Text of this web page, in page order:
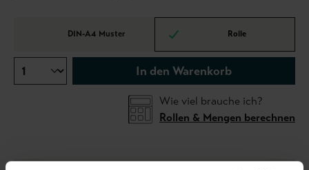
DIN-A4 Muster Rolle
In den Warenkorb
Wie viel brauche ich?
Rollen & Mengen berechnen